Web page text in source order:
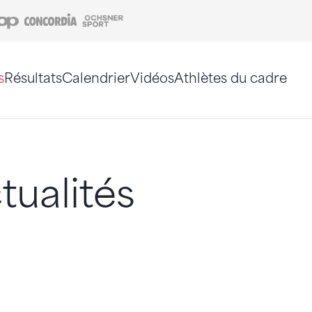
Coop Concordia
RésultatsCalendrierVidéosAthlètes du cadre